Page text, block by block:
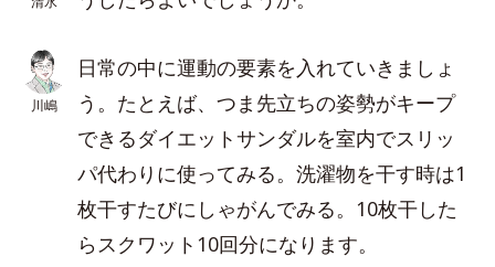
川嶋
日常の中に運動の要素を入れていきましょ
う。たとえば、つま先立ちの姿勢がキープ
できるダイエットサンダルを室内でスリッ
パ代わりに使ってみる。洗濯物を干す時は1
枚干すたびにしゃがんでみる。10枚干した
らスクワット10回分になります。